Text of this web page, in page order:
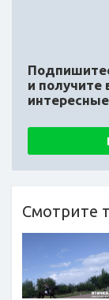
и
Смотрите